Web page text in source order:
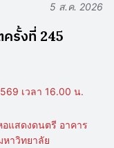
5 ส.ค. 2026
รั้งที่ 245
เวลา 16.00 น.
แสดงดนตรี อาคาร
าวิทยาลัย